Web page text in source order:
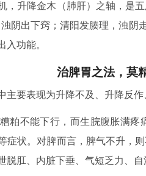
，升降金木（肺肝）之轴，是
阴出下窍；清阳发腠理，浊阴
入功能。
治脾胃之法，莫
主要表现为升降不及、升降反作
粕不能下行，而生脘腹胀满
症状。对脾而言，脾气不升，
脱肛、内脏下垂、气短乏力、自